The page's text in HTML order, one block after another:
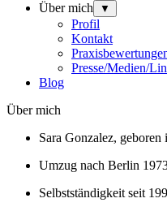
Über mich
▼
Profil
Kontakt
Presse/Medien/
Blog
Über mich
Sara Gonzalez, geboren
Umzug nach Berlin
Selbstständigkeit seit